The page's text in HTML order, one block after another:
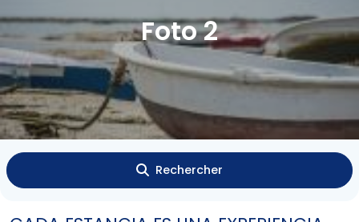
Foto 2
Rechercher